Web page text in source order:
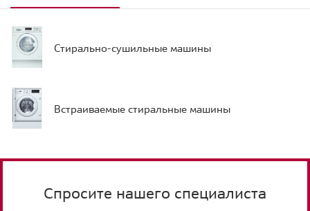
Стирально-сушильные машины
Встраиваемые стиральные машины
Спросите нашего специалиста